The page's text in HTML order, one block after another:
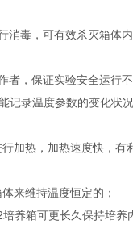
消毒，可有效杀灭箱体
，保证实验安全运行不
记录温度参数的变化状况
加热，加热速度快，有
来维持温度恒定的；
养箱可更长久保持培养